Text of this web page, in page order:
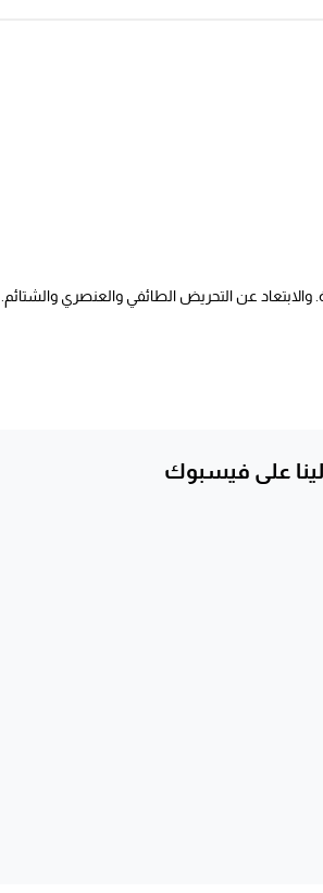
والابتعاد عن التحريض الطائفي والعنصري والشتائم.
على فيسبوك